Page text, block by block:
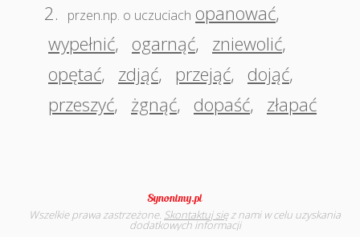
2. przen.np. o uczuciach opanować,
wypełnić, ogarnąć, zniewolić,
opętać, zdjąć, przejąć, dojąć,
przeszyć, żgnąć, dopaść, złapać
Wszelkie prawa zastrzeżone. Skontaktuj sięz nami w celu uzyskania
dodatkowych informacji